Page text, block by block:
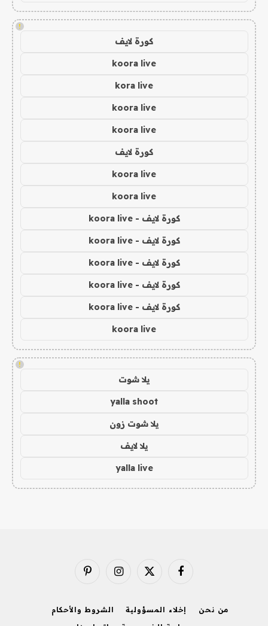
!
كورة لايف
koora live
kora live
koora live
koora live
كورة لايف
koora live
koora live
كورة لايف - koora live
كورة لايف - koora live
كورة لايف - koora live
كورة لايف - koora live
كورة لايف - koora live
koora live
!
يلا شوت
yalla shoot
يلا شوت زون
يلا لايف
yalla live
فيسبوك X
الانستغرامبينتيريست
من نحن إخلاء المسؤولية
الشروط والأحكام